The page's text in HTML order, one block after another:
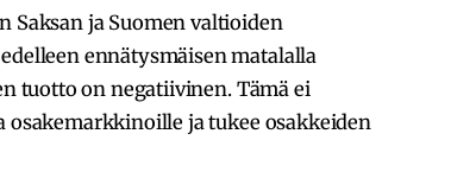
ja Suomen valtioiden
ennätysmäisen matalalla
tuotto on negatiivinen. Tämä ei
osakemarkkinoille ja tukee osakkeiden